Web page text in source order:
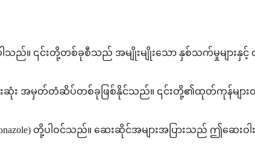
သည်။ ၎င်းတို့တစ်ခုစီသည် အမျိုးမျိုးသော နှစ်သက်မှုများနှ
း အမှတ်တံဆိပ်တစ်ခုဖြစ်နိုင်သည်။ ၎င်းတို့၏ထုတ်ကုန်များတွင်
တို့ပါဝင်သည်။ ဆေးဆိုင်အများအပြားသည် ဤဆေး